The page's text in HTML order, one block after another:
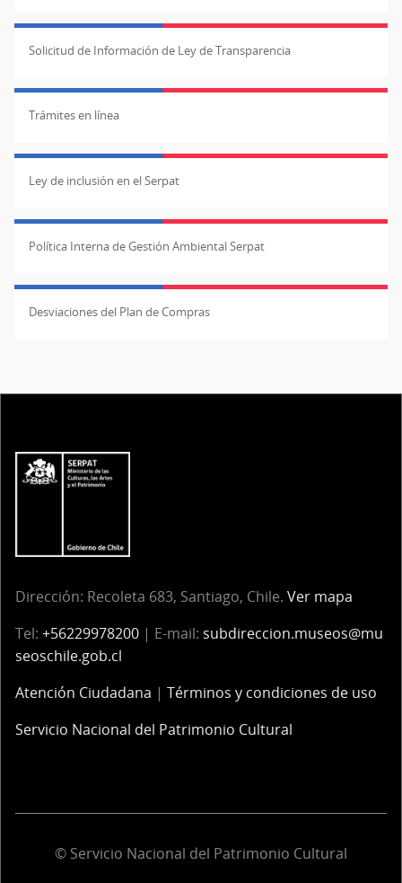
Solicitud de Información de Ley de Transparencia
Trámites en línea
Ley de inclusión en el Serpat
Política Interna de Gestión Ambiental Serpat
Desviaciones del Plan de Compras
Dirección: Recoleta 683, Santiago, Chile. Ver mapa
Tel: +56229978200 | E-mail: subdireccion.museos@mu
seoschile.gob.cl
Atención Ciudadana | Términos y condiciones de uso
Servicio Nacional del Patrimonio Cultural
© Servicio Nacional del Patrimonio Cultural